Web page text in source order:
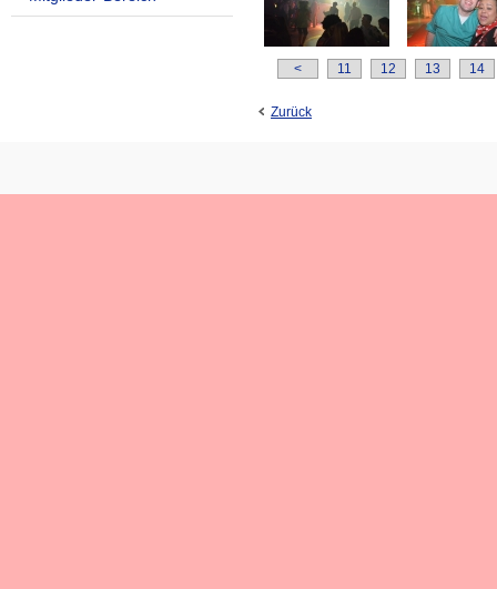
< 11 12 13 14
Zurück